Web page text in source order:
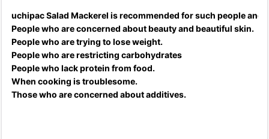
uchipac Salad Mackerel is recommended for such people and
People who are concerned about beauty and beautiful skin.
People who are trying to lose weight.
People who are restricting carbohydrates
People who lack protein from food.
When cooking is troublesome.
Those who are concerned about additives.